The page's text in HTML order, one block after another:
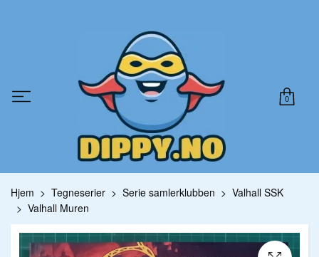
0
Hjem Tegneserier Serie samlerklubben
Valhall SSK
Valhall Muren